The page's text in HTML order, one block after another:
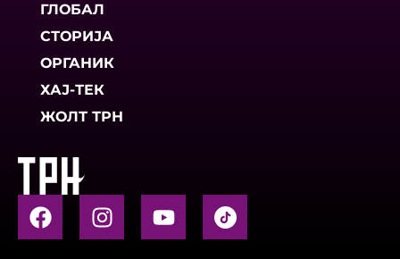
ГЛОБАЛ
СТОРИЈА
ОРГАНИК
ХАЈ-ТЕК
ЖОЛТ ТРН